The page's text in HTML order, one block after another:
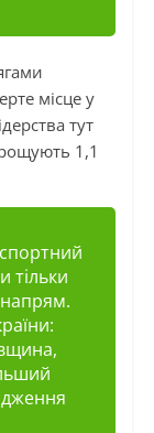
місце у
тут
1,1
тільки